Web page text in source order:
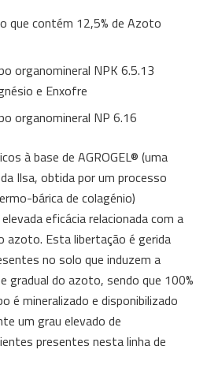
que contém 12,5% de Azoto
organomineral NPK 6.5.13
e Enxofre
organomineral NP 6.16
à base de AGROGEL® (uma
Ilsa, obtida por um processo
bárica de colagénio)
eficácia relacionada com a
azoto. Esta libertação é gerida
no solo que induzem a
gradual do azoto, sendo que 100%
é mineralizado e disponibilizado
um grau elevado de
presentes nesta linha de